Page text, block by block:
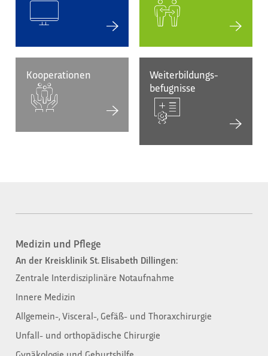
Kooperationen
Weiterbildungs-
befugnisse
Medizin und Pflege
An der Kreisklinik St. Elisabeth Dillingen:
Zentrale Interdisziplinäre Notaufnahme
Innere Medizin
Allgemein-, Visceral-, Gefäß- und Thoraxchirurgie
Unfall- und orthopädische Chirurgie